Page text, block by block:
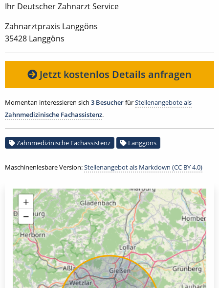
Ihr Deutscher Zahnarzt Service
Zahnarztpraxis Langgöns
35428 Langgöns
Jetzt kostenlos Details anfragen
Momentan interessieren sich 3 BesucherfürStellenangebote als
Zahnmedizinische Fachassistenz.
Zahnmedizinische Fachassistenz Langgöns
Maschinenlesbare Version:Stellenangebot als Markdown (CC BY 4.0)
+
−